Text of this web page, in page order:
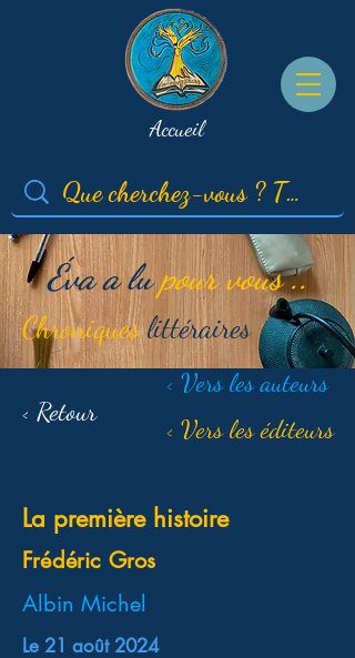
Accueil
Éva a lupour vous ..
Chroniqueslittéraires
< Retour
< Vers les auteurs
< Vers les éditeurs
La première histoire
Frédéric Gros
Albin Michel
Le 21 août 2024